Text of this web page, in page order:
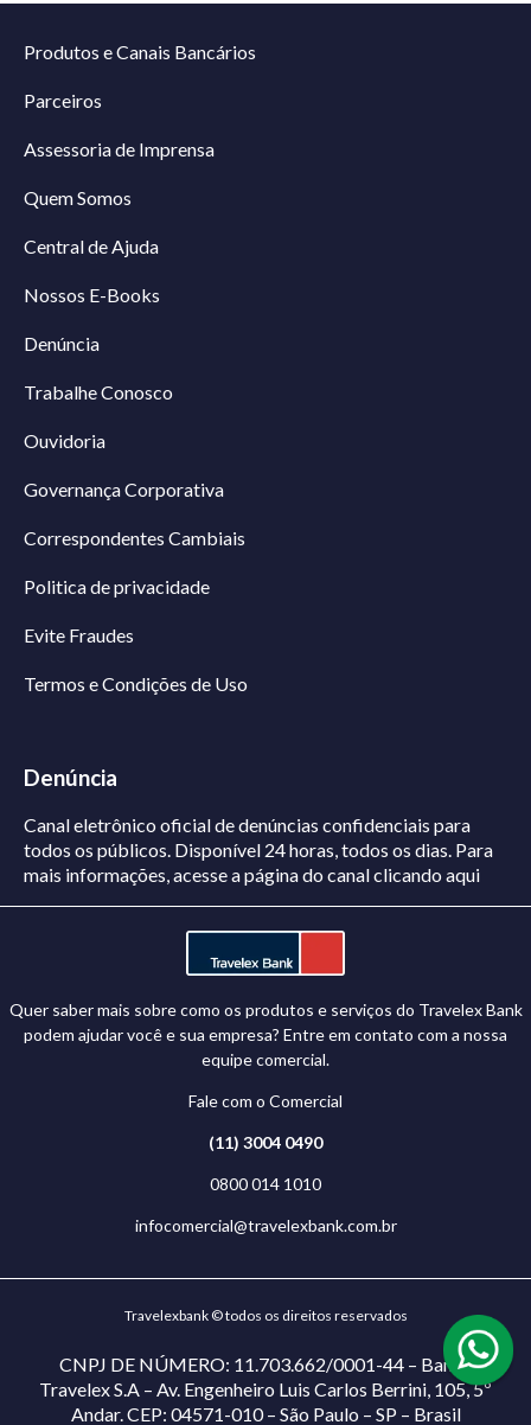
Produtos e Canais Bancários
Parceiros
Assessoria de Imprensa
Quem Somos
Central de Ajuda
Nossos E-Books
Denúncia
Trabalhe Conosco
Ouvidoria
Governança Corporativa
Correspondentes Cambiais
Politica de privacidade
Evite Fraudes
Termos e Condições de Uso
Denúncia
Canal eletrônico oficial de denúncias confidenciais para
todos os públicos. Disponível 24 horas, todos os dias. Para
mais informações, acesse a página do canalclicando aqui
Quer saber mais sobre como os produtos e serviços do Travelex Bank
podem ajudar você e sua empresa? Entre em contato com a nossa
equipe comercial.
Fale com o Comercial
(11) 3004 0490
0800 014 1010
infocomercial@travelexbank.com.br
Travelexbank © todos os direitos reservados
CNPJ DE NÚMERO: 11.703.662/0001-44 – Banco
Travelex S.A – Av. Engenheiro Luis Carlos Berrini, 105, 5º
Andar. CEP: 04571-010 – São Paulo – SP – Brasil